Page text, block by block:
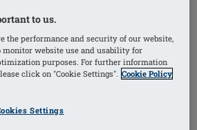
to us.
the performance and security of our website,
monitor website use and usability for
purposes. For further information
click on "Cookie Settings". Cookie Policy
Settings